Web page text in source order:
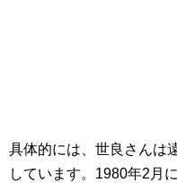
具体的には、世良さんは
しています。1980年2月